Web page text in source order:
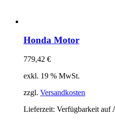
Honda Motor
779,42 €
exkl. 19 % MwSt.
zzgl. Versandkosten
Lieferzeit: Verfügbarkeit auf